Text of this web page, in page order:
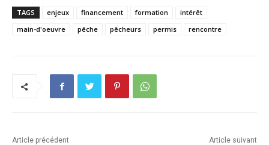
TAGS enjeux financement formation
intérêt
main-d'oeuvre
pêche pêcheurs permis rencontre
Article précédent Article suivant